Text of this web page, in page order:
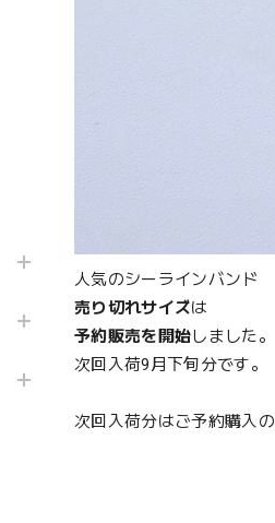
人気のシーラインバンド
売り切れサイズは
予約販売を開始しました。
次回入荷9月下旬分です。
次回入荷分はご予約購入